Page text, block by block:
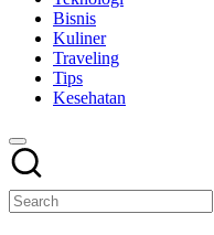
Bisnis
Kuliner
Traveling
Tips
Kesehatan